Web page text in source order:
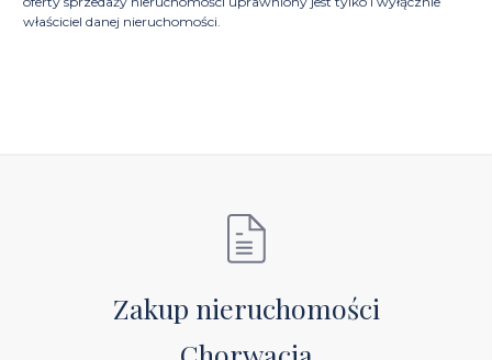
właściciel danej nieruchomości.
Zakup nieruchomości